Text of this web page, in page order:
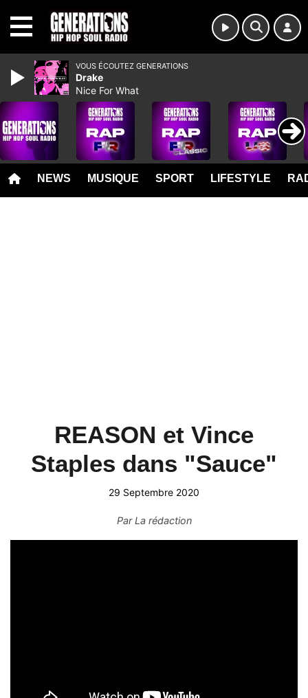
NEWS MUSIQUE SPORT LIFESTYLE
REASON et Vince
Staples dans "Sauce"
29 Septembre 2020
ParLa rédaction
VOUS ÉCOUTEZ GENERATIONS
Drake
Nice For What